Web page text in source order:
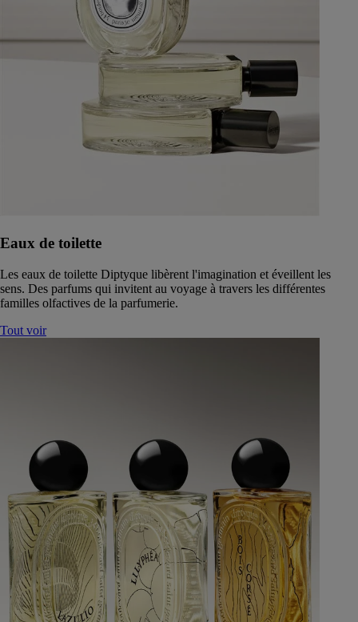
Eaux de toilette
Les eaux de toilette Diptyque libèrent l'imagination et éveillent les
sens. Des parfums qui invitent au voyage à travers les différentes
familles olfactives de la parfumerie.
Tout voir